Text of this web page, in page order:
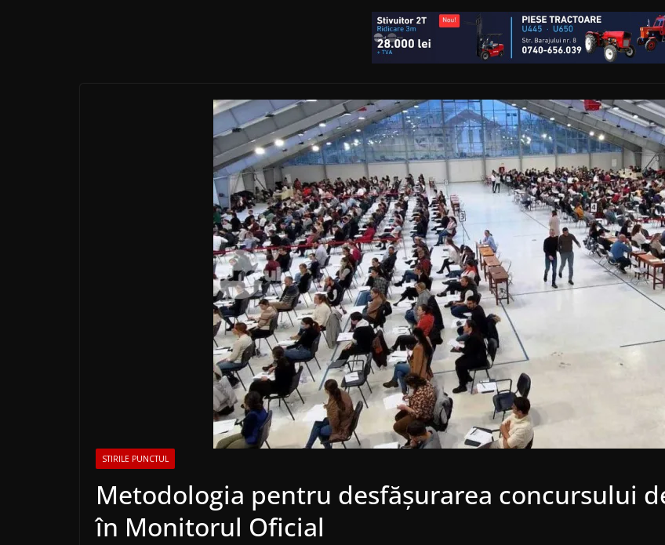
STIRILE PUNCTUL
Metodologia pentru desfășurarea concursului
în Monitorul Oficial